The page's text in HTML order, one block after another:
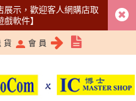
展示，歡迎客人網購店取
戲軟件】
1340
貨 會 員